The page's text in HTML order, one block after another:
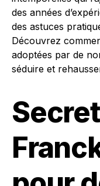
des années
des astuces
Découvrez
adoptées par de
séduire et